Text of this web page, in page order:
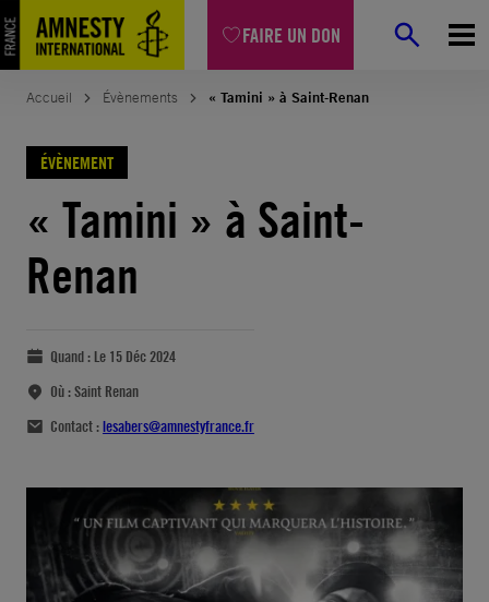
FAIRE UN DON
Accueil Évènements « Tamini » à Saint-Renan
ÉVÈNEMENT
« Tamini » à Saint-
Renan
Quand : Le 15 Déc 2024
Où :Saint Renan
Contact :lesabers@amnestyfrance.fr